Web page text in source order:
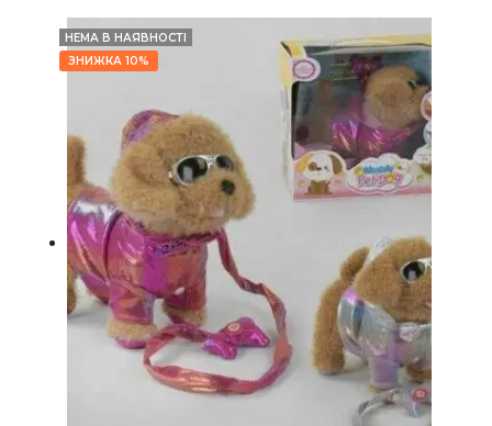
НЕМА В НАЯВНОСТІ
ЗНИЖКА 10%